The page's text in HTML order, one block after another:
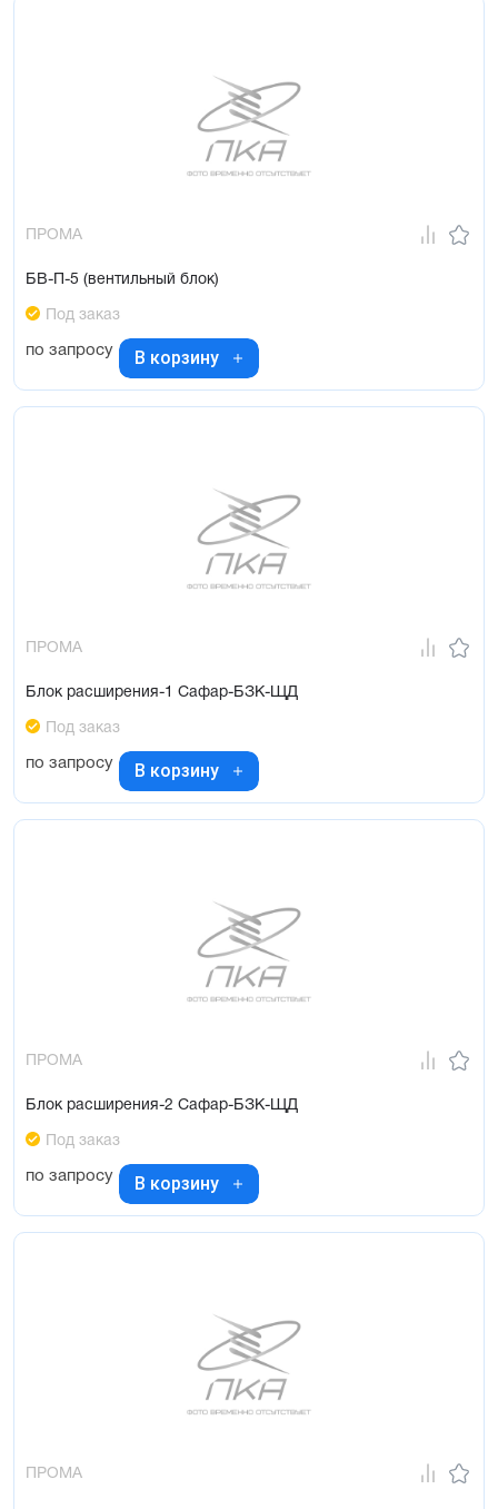
ПРОМА
БВ-П-5 (вентильный блок)
Под заказ
по запросу В корзину
ПРОМА
Блок расширения-1 Сафар-БЗК-ЩД
Под заказ
по запросу В корзину
ПРОМА
Блок расширения-2 Сафар-БЗК-ЩД
Под заказ
по запросу В корзину
ПРОМА